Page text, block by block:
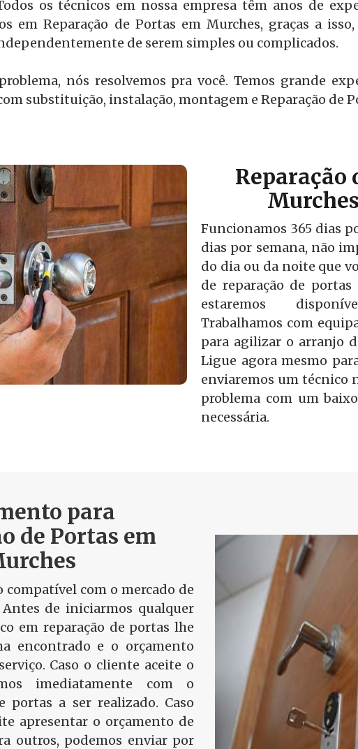
os técnicos em nossa empresa têm anos de
em Reparação de Portas em Murches, graças a
de serem simples ou complicados.
nós resolvemos pra você. Temos grande
substituição, instalação, montagem e Reparação de
Reparação
Funcionamos 365 dias
dias por semana, não
do dia ou da noite que
de reparação de
estaremos
Trabalhamos com
para agilizar o arranjo
Ligue agora mesmo
enviaremos um técnico
problema com um
necessária.
para
de Portas em
compatível com o mercado de
de iniciarmos qualquer
em reparação de portas lhe
encontrado e o orçamento
Caso o cliente aceite o
imediatamente com o
portas a ser realizado. Caso
apresentar o orçamento de
outros, podemos enviar por